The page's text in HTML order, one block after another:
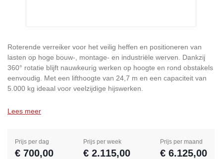
Roterende verreiker voor het veilig heffen en positioneren van
lasten op hoge bouw-, montage- en industriële werven. Dankzij
360° rotatie blijft nauwkeurig werken op hoogte en rond obstakels
eenvoudig. Met een lifthoogte van 24,7 m en een capaciteit van
5.000 kg ideaal voor veelzijdige hijswerken.
Lees meer
Prijs per dag
€ 700,00
Prijs per week
€ 2.115,00
Prijs per maand
€ 6.125,00